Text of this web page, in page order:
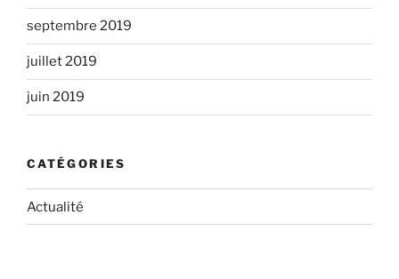
septembre 2019
juillet 2019
juin 2019
CATÉGORIES
Actualité